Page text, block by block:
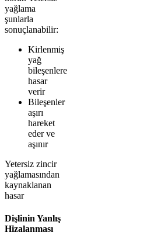
yağlama
şunlarla
sonuçlanabilir:
Kirlenmiş
yağ
bileşenlere
hasar
verir
Bileşenler
aşırı
hareket
eder ve
aşınır
Yetersiz zincir
yağlamasından
kaynaklanan
hasar
Dişlinin Yanlış
Hizalanması